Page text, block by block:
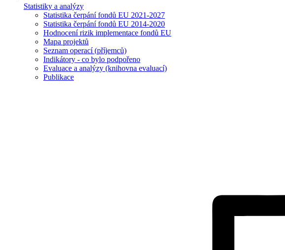
Statistiky a analýzy
Statistika čerpání fondů EU 2021-2027
Statistika čerpání fondů EU 2014-2020
Hodnocení rizik implementace fondů EU
Mapa projektů
Seznam operací (příjemců)
Indikátory - co bylo podpořeno
Evaluace a analýzy (knihovna evaluací)
Publikace